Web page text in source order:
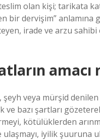
olan kişi; tarikata
bir dervişim” anlamına
irade ve arzu
amacı
veya mürşid
ve bazı şartları
kötülüklerden
iyilik şuuruna